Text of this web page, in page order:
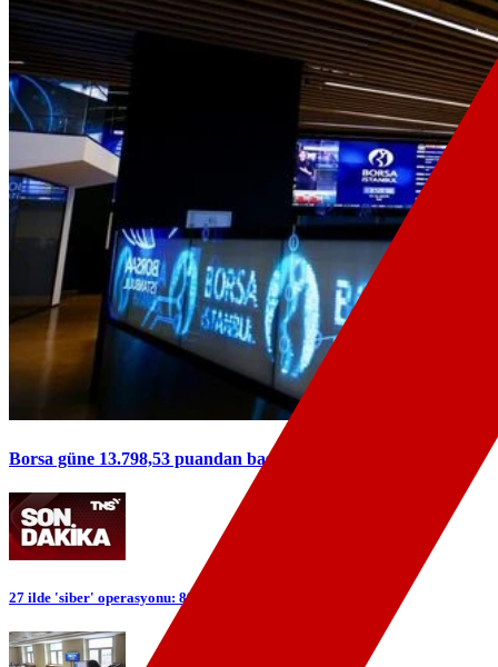
Borsa güne 13.798,53 puandan başladı
27 ilde 'siber' operasyonu: 89 şüpheli yakalandı